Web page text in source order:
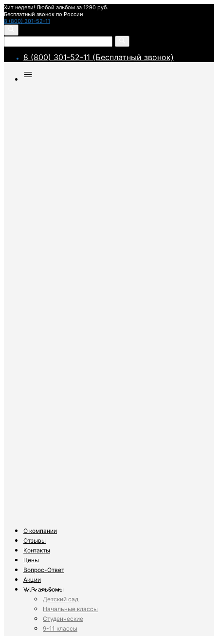
Хит недели! Любой альбом за 1290 руб.
Бесплатный звонок по России
8 (800) 301-52-11
8 (800) 301-52-11 (Бесплатный звонок)
О компании
Отзывы
Контакты
Цены
Вопрос-Ответ
Акции
V.I.P. альбомы
Детский сад
Начальные классы
Студенческие
9-11 классы